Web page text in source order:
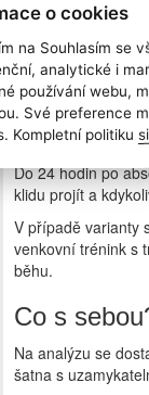
o cookies
na Souhlasím se
analytické i
používání webu,
Své preference
Kompletní politiku
vytváří dokonalý
který porovnává
Trenér, který vás
probere vaše
místě a doporučí,
Do 24 hodin po
klidu projít a
V případě varianty
venkovní trénink s
běhu.
Co s
Na analýzu se
šatna s